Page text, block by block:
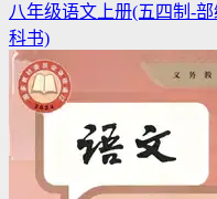
八年级语文上册(五四制-
科书)